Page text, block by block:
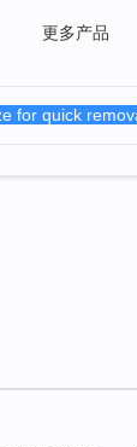
更多产品